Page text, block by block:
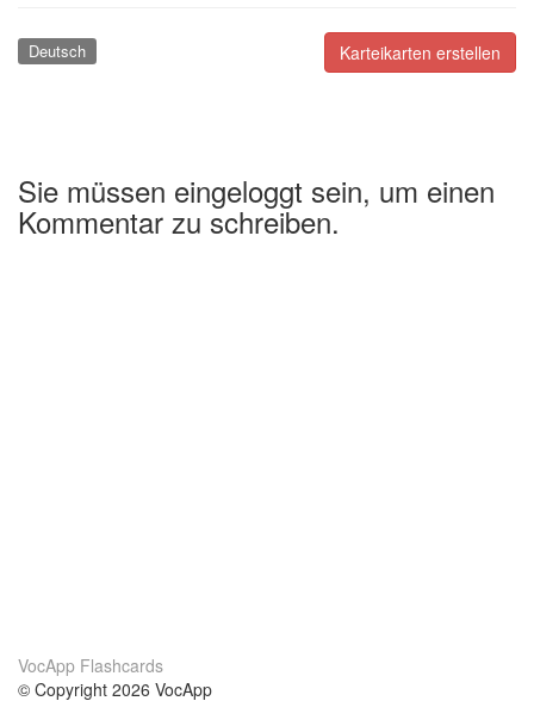
Karteikarten erstellen
Deutsch
Sie müssen eingeloggt sein, um einen
Kommentar zu schreiben.
VocApp Flashcards
© Copyright 2026 VocApp